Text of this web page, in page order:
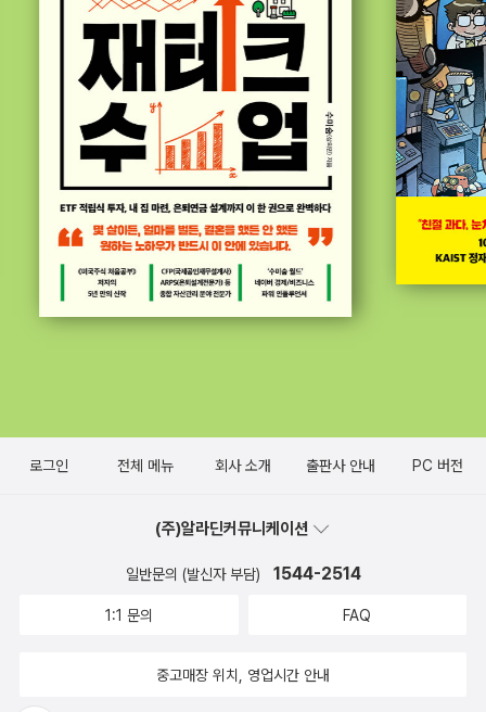
로그인 전체 메뉴 회사 소개 출판사 안내 PC 버전
(주)알라딘커뮤니케이션
일반문의 (발신자 부담) 1544-2514
1:1 문의 FAQ
중고매장 위치, 영업시간 안내